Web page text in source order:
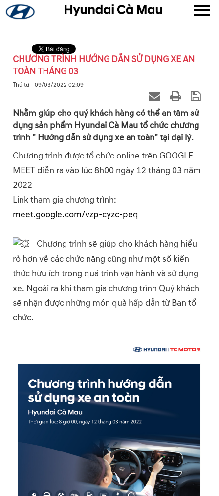
CHƯƠNG TRÌNH HƯỚNG DẪN SỬ DỤNG XE AN
TOÀN THÁNG 03
Thứ tư - 09/03/2022 02:09
Nhằm giúp cho quý khách hàng có thể an tâm sử
dụng sản phẩm Hyundai Cà Mau tổ chức chương
trình " Hướng dẫn sử dụng xe an toàn" tại đại lý.
Chương trình được tổ chức online trên GOOGLE
MEET diễn ra vào lúc 8h00 ngày 12 tháng 03 năm
2022
Link tham gia chương trình:
meet.google.com/vzp-cyzc-peq
Chương trình sẽ giúp cho khách hàng hiểu
rỏ hơn về các chức năng cũng như một số kiến
thức hữu ích trong quá trình vận hành và sử dụng
xe. Ngoài ra khi tham gia chương trình Quý khách
sẽ nhận được những món quà hấp dẫn từ Ban tổ
chức.